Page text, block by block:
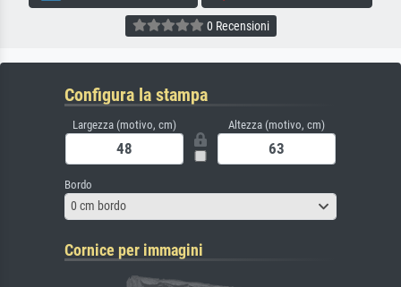
0 Recensioni
Configura la stampa
Largezza (motivo, cm) Altezza (motivo, cm)
Bordo
0 cm bordo
Cornice per immagini